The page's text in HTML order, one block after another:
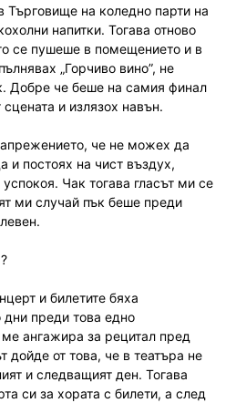
Търговище на коледно парти на
напитки. Тогава отново
се пушеше в помещението и в
„Горчиво вино”, не
Добре че беше на самия финал
и излязох навън.
че не можех да
и постоях на чист въздух,
Чак тогава гласът ми се
ми случай пък беше преди
и билетите бяха
преди това едно
ангажира за рецитал пред
дойде от това, че в театъра не
и следващият ден. Тогава
си за хората с билети, а след